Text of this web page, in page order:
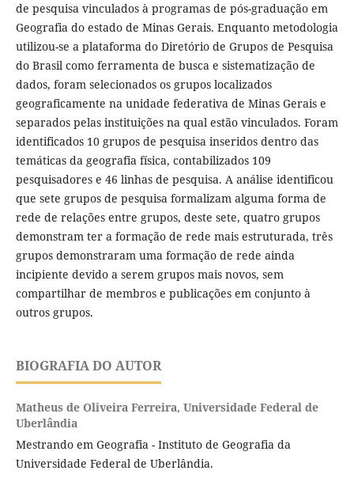
de pesquisa vinculados à programas de pós-graduação em
Geografia do estado de Minas Gerais. Enquanto metodologia
utilizou-se a plataforma do Diretório de Grupos de Pesquisa
do Brasil como ferramenta de busca e sistematização de
dados, foram selecionados os grupos localizados
geograficamente na unidade federativa de Minas Gerais e
separados pelas instituições na qual estão vinculados. Foram
identificados 10 grupos de pesquisa inseridos dentro das
temáticas da geografia física, contabilizados 109
pesquisadores e 46 linhas de pesquisa. A análise identificou
que sete grupos de pesquisa formalizam alguma forma de
rede de relações entre grupos, deste sete, quatro grupos
demonstram ter a formação de rede mais estruturada, três
grupos demonstraram uma formação de rede ainda
incipiente devido a serem grupos mais novos, sem
compartilhar de membros e publicações em conjunto à
outros grupos.
BIOGRAFIA DO AUTOR
Matheus de Oliveira Ferreira, Universidade Federal de
Uberlândia
Mestrando em Geografia - Instituto de Geografia da
Universidade Federal de Uberlândia.